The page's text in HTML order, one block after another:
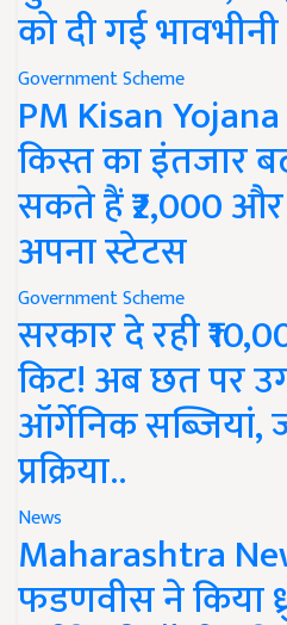
को दी गई भावभीनी
Government Scheme
PM Kisan
किस्त का इंतजार
सकते हैं ₹2,000
अपना स्टेटस
Government Scheme
सरकार दे रही
किट! अब छत पर
ऑर्गेनिक
प्रक्रिया..
News
Maharashtra
फडणवीस ने किया